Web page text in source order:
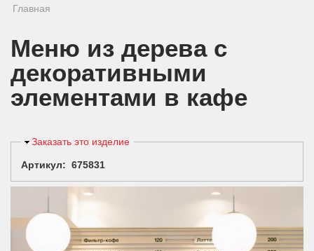
Вы здесь
Главная
Меню из дерева с
декоративными
элементами в кафе
Скрыть
Заказать это изделие
Артикул: 675831